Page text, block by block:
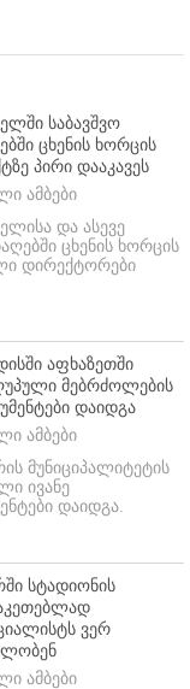
საბავშვო
ცხენის ხორცის
პირი დააკავეს
ამბები
და ასევე
ცხენის ხორცის
დირექტორები
აფხაზეთში
მებრძოლების
დაიდგა
ამბები
მუნიციპალიტეტის
ივანე
დაიდგა.
სტადიონის
ვერ
ამბები